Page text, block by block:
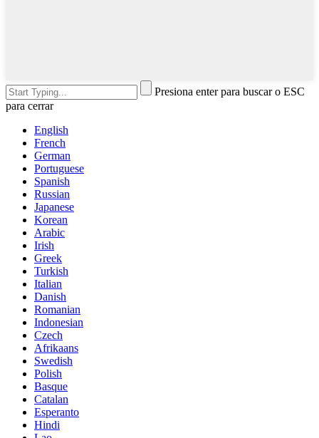
Presiona enter para buscar o ESC
para cerrar
English
French
German
Portuguese
Spanish
Russian
Japanese
Korean
Arabic
Irish
Greek
Turkish
Italian
Danish
Romanian
Indonesian
Czech
Afrikaans
Swedish
Polish
Basque
Catalan
Esperanto
Hindi